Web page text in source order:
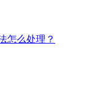
怎么处理？